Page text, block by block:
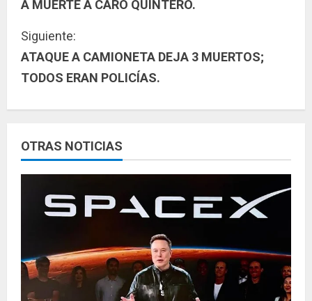
u
e
l
e
y
d
o
A MUERTE A CARO QUINTERO.
Siguiente:
ATAQUE A CAMIONETA DEJA 3 MUERTOS;
TODOS ERAN POLICÍAS.
OTRAS NOTICIAS